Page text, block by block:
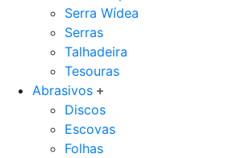
Serra Wídea
Serras
Talhadeira
Tesouras
Abrasivos
Discos
Escovas
Folhas